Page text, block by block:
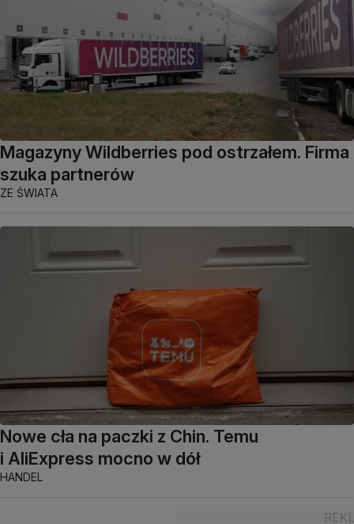
Magazyny Wildberries pod ostrzałem. Firma
szuka partnerów
ZE ŚWIATA
Nowe cła na paczki z Chin. Temu
i AliExpress mocno w dół
HANDEL